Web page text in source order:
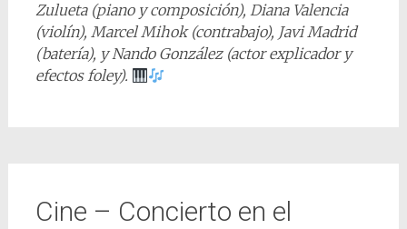
Zulueta (piano y composición), Diana Valencia
(violín), Marcel Mihok (contrabajo), Javi Madrid
(batería), y Nando González (actor explicador y
efectos foley).
Cine – Concierto en el